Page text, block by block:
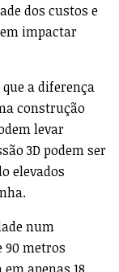
dos custos e
impactar
a diferença
construção
levar
3D podem ser
elevados
num
90 metros